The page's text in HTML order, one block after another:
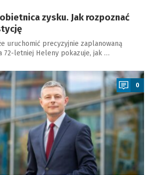
zysku. Jak rozpoznać
uruchomić precyzyjnie zaplanowaną
72-letniej Heleny pokazuje, jak …
0